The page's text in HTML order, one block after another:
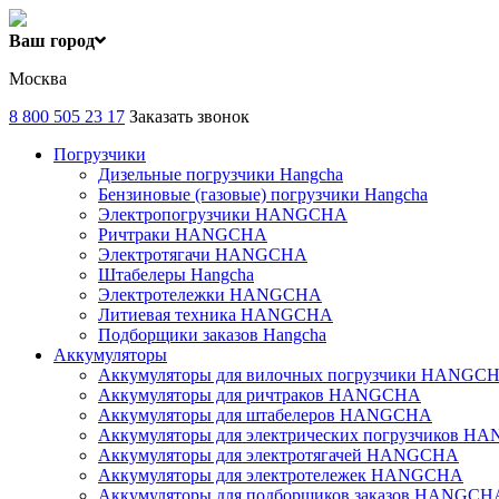
Ваш город
Москва
8 800 505 23 17 Заказать звонок
Погрузчики
Дизельные погрузчики Hangcha
Бензиновые (газовые) погрузчики Hangcha
Электропогрузчики HANGCHA
Ричтраки HANGCHA
Электротягачи HANGCHA
Штабелеры Hangcha
Электротележки HANGCHA
Литиевая техника HANGCHA
Подборщики заказов Hangcha
Аккумуляторы
Аккумуляторы для вилочных погрузчики
Аккумуляторы для ричтраков HANGCHA
Аккумуляторы для штабелеров HANGCHA
Аккумуляторы для электрических погрузчиков
Аккумуляторы для электротягачей HANGCHA
Аккумуляторы для электротележек HANGCHA
Аккумуляторы для подборщиков заказов